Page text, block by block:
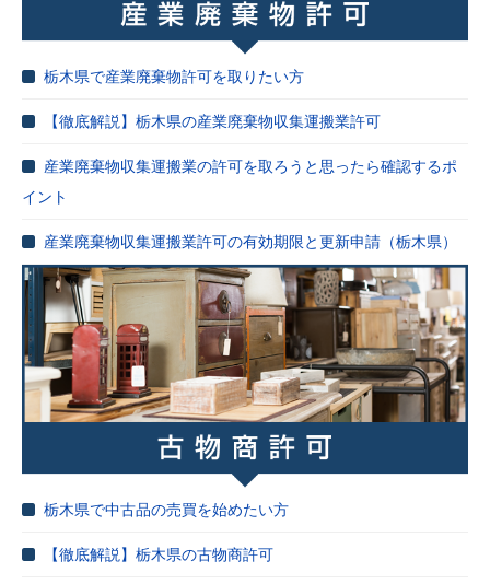
栃木県で産業廃棄物許可を取りたい方
【徹底解説】栃木県の産業廃棄物収集運搬業許可
産業廃棄物収集運搬業の許可を取ろうと思ったら確認するポ
イント
産業廃棄物収集運搬業許可の有効期限と更新申請（栃木県）
栃木県で中古品の売買を始めたい方
【徹底解説】栃木県の古物商許可